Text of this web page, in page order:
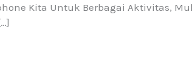
Kita Untuk Berbagai Aktivitas,